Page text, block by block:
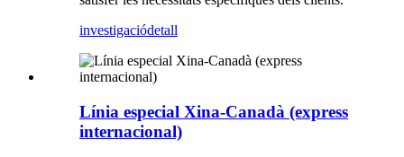
investigaciódetall
Línia especial Xina-Canadà (express
internacional)